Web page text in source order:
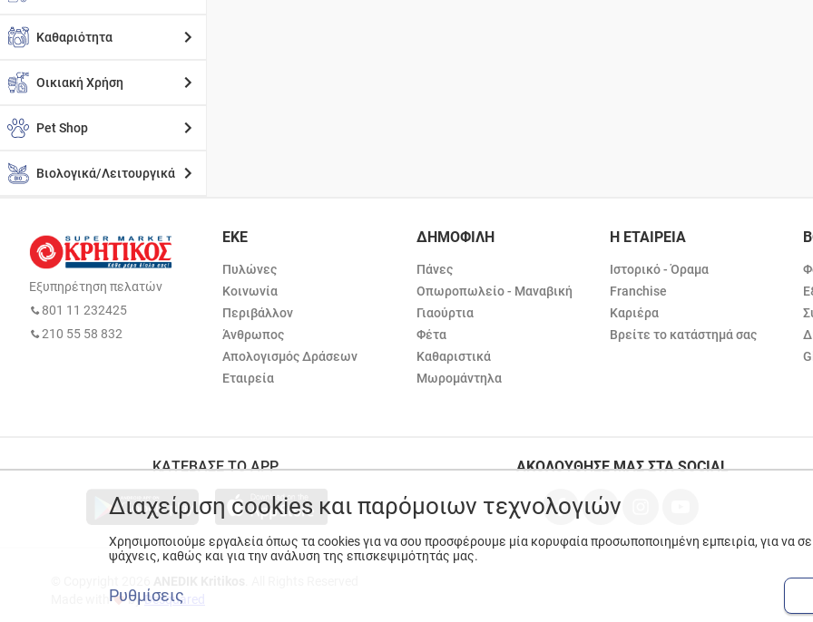
Καθαριότητα
Οικιακή Χρήση
Pet Shop
Βιολογικά/Λειτουργικά
Εξυπηρέτηση πελατών
801 11 232425
210 55 58 832
ΕΚΕ
Πυλώνες
Κοινωνία
Περιβάλλον
Άνθρωπος
Απολογισμός Δράσεων
Εταιρεία
ΔΗΜΟΦΙΛΗ
Πάνες
Οπωροπωλείο - Μαναβική
Γιαούρτια
Φέτα
Καθαριστικά
Μωρομάντηλα
Η ΕΤΑΙΡΕΙΑ
Ιστορικό - Όραμα
Franchise
Καριέρα
Βρείτε το κατάστημά σας
ΚΑΤΕΒΑΣΕ ΤΟ APP ΑΚΟΛΟΥΘΗΣΕ ΜΑΣ ΣΤΑ SOCIAL
Made with
byDesquared
Διαχείριση cookies και παρόμοιων τεχνολογιών
Χρησιμοποιούμε εργαλεία όπως τα cookies για να σου προσφέρουμε μία κορυφαία προσωποποιημένη εμπειρία, για να
ψάχνεις, καθώς και για την ανάλυση της επισκεψιμότητάς μας.
Ρυθμίσεις